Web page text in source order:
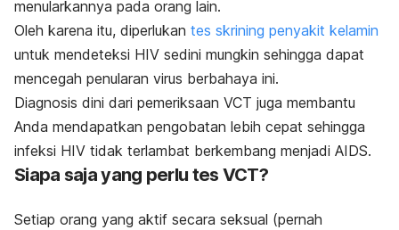
menularkannya pada orang lain.
Oleh karena itu, diperlukan tes skrining penyakit kelamin
untuk mendeteksi HIV sedini mungkin sehingga dapat
mencegah penularan virus berbahaya ini.
Diagnosis dini dari pemeriksaan VCT juga membantu
Anda mendapatkan pengobatan lebih cepat sehingga
infeksi HIV tidak terlambat berkembang menjadi AIDS.
Siapa saja yang perlu tes VCT?
Setiap orang yang aktif secara seksual (pernah